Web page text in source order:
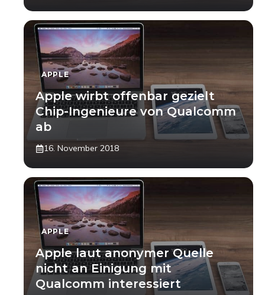
APPLE
Apple wirbt offenbar gezielt
Chip-Ingenieure von Qualcomm
ab
16. November 2018
APPLE
Apple laut anonymer Quelle
nicht an Einigung mit
Qualcomm interessiert